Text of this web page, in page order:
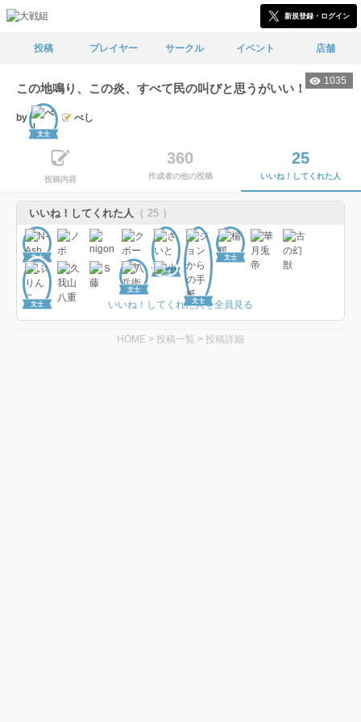
新規登録・ログイン
投稿 プレイヤー サークル イベント 店舗
1035
この地鳴り、この炎、すべて民の叫びと思うがいい！
by
文士
べし
投稿内容
360
作成者の他の投稿
25
いいね！してくれた人
いいね！してくれた人 （ 25 ）
文士
文士
文士
文士
文士
文士
いいね！してくれた人を全員見る
HOME > 投稿一覧 > 投稿詳細